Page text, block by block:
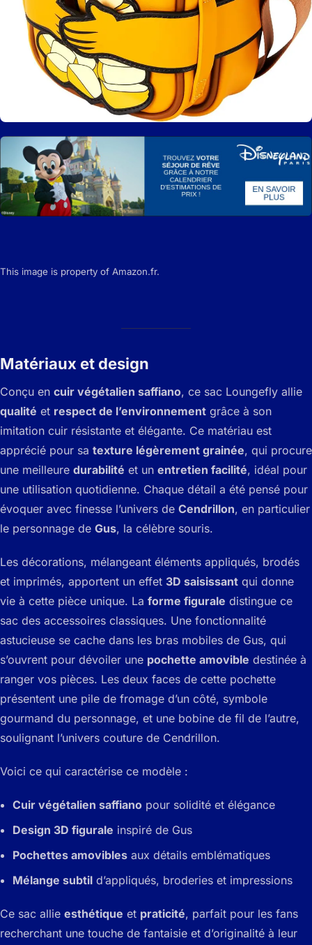
This image is property of Amazon.fr.
Matériaux et design
Conçu en cuir végétalien saffiano, ce sac Loungefly allie
qualité et respect de l’environnement grâce à son
imitation cuir résistante et élégante. Ce matériau est
apprécié pour sa texture légèrement grainée, qui procure
une meilleure durabilité et un entretien facilité, idéal pour
une utilisation quotidienne. Chaque détail a été pensé pour
évoquer avec finesse l’univers de Cendrillon, en particulier
le personnage de Gus, la célèbre souris.
Les décorations, mélangeant éléments appliqués, brodés
et imprimés, apportent un effet 3D saisissant qui donne
vie à cette pièce unique. La forme figurale distingue ce
sac des accessoires classiques. Une fonctionnalité
astucieuse se cache dans les bras mobiles de Gus, qui
s’ouvrent pour dévoiler une pochette amovible destinée à
ranger vos pièces. Les deux faces de cette pochette
présentent une pile de fromage d’un côté, symbole
gourmand du personnage, et une bobine de fil de l’autre,
soulignant l’univers couture de Cendrillon.
Voici ce qui caractérise ce modèle :
Cuir végétalien saffiano pour solidité et élégance
Design 3D figurale inspiré de Gus
Pochettes amovibles aux détails emblématiques
Mélange subtil d’appliqués, broderies et impressions
Ce sac allie esthétique et praticité, parfait pour les fans
recherchant une touche de fantaisie et d’originalité à leur